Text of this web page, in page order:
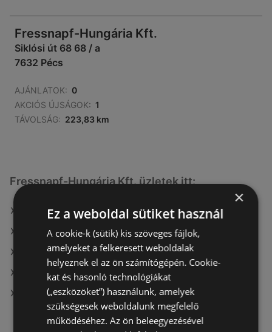
Fressnapf-Hungária Kft.
Siklósi út 68 68 / a
7632 Pécs
AJÁNLATOK: 0
AKCIÓS ÚJSÁGOK: 1
TÁVOLSÁG: 223,83 km
Fressnapf-Hungária Kft. üzletek itt:
Fressnapf-Hungária Kft. itt: Székesfehérvári
Fressnapf-Hungária Kft. itt: Budaörsi
Fressnapf-Hungária Kft. itt: Gyáli
Fressnapf-Hungária Kft. itt: Gödöllői
Fressnapf-Hungária Kft. itt: Sopron-Fertődi
×
Ez a weboldal sütiket használ
A cookie-k (sütik) kis szöveges fájlok,
amelyeket a felkeresett weboldalak
helyeznek el az ön számítógépén. Cookie-
kat és hasonló technológiákat
(„eszközöket”) használunk, amelyek
szükségesek weboldalunk megfelelő
működéséhez. Az ön beleegyezésével